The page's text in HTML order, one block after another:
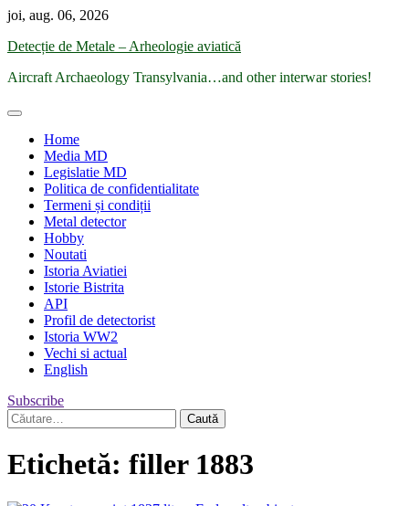
Skip
content
joi, aug. 06, 2026
Detecție de Metale – Arheologie aviatică
Aircraft Archaeology Transylvania…and other interwar stories!
Home
Media MD
Legislatie MD
Politica de confidentialitate
Termeni și condiții
Metal detector
Hobby
Noutati
Istoria Aviatiei
Istorie Bistrita
API
Profil de detectorist
Istoria WW2
Vechi si actual
English
Subscribe
Caută
după:
Etichetă: filler 1883